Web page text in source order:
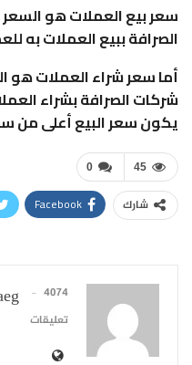
سعر بيع العملات هو
الصرافة ببيع العملات به
أما سعر شراء العملات هو
شركات الصرافة بشراء
يكون سعر البيع أعلى من
0 45
شارك Facebook
4074 المشاركات
تعليقات